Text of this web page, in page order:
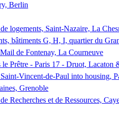
Berlin
logements, Saint-Nazaire, La
bâtiments G, H, I, quartier du
de Fontenay, La Courneuve
Prêtre - Paris 17 - Druot, Lacaton
Vincent-de-Paul into housing,
Grenoble
Recherches et de Ressources,